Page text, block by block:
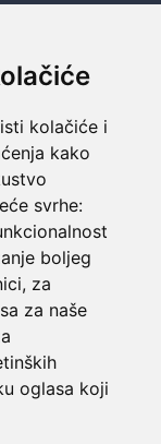
kolačiće i
kako
svrhe:
boljeg
, za
za naše
oglasa koji